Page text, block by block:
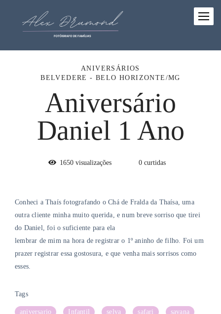
ANIVERSÁRIOS
BELVEDERE - BELO HORIZONTE/MG
Aniversário
Daniel 1 Ano
1650visualizações 0curtidas
Conheci a Thaís fotografando o Chá de Fralda da Thaísa, uma
outra cliente minha muito querida, e num breve sorriso que tirei
do Daniel, foi o suficiente para ela
lembrar de mim na hora de registrar o 1º aninho de filho. Foi um
prazer registrar essa gostosura, e que venha mais sorrisos como
esses.
Tags
aniversario Infantil selva safari
savana